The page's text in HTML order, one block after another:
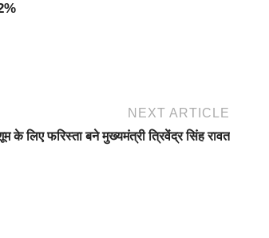
NEXT ARTICLE
के लिए फरिस्ता बने मुख्यमंत्री त्रिवेंद्र सिंह रावत